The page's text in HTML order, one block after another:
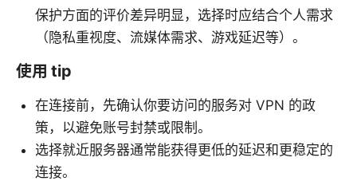
保护方面的评价差异明显，选择时应结合个人需求
（隐私重视度、流媒体需求、游戏延迟等）。
使用 tip
在连接前，先确认你要访问的服务对 VPN 的政
策，以避免账号封禁或限制。
选择就近服务器通常能获得更低的延迟和更稳定的
连接。